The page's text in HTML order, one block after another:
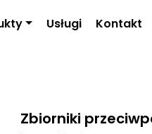
Usługi Kontakt
Zbiorniki